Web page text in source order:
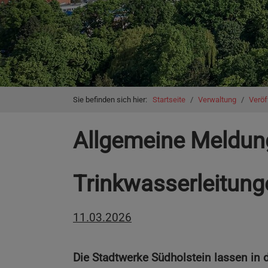
You are here:
Sie befinden sich hier: Startseite Verwaltung
Allgemeine
11.03.2026
Die Stadtwerke Südholstein lassen in